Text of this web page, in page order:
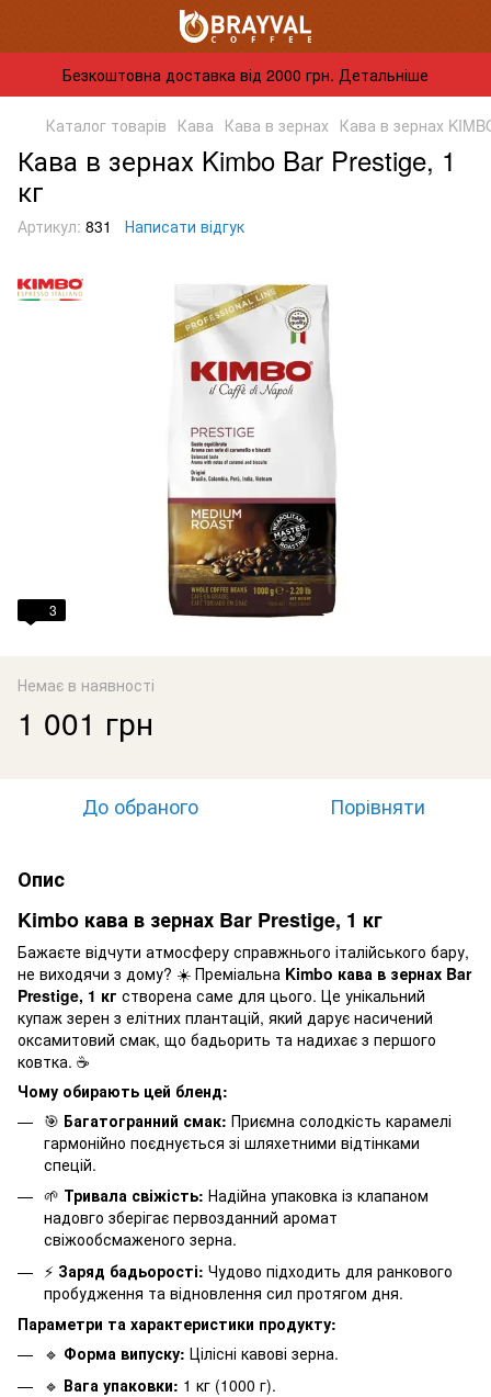
Безкоштовна доставка від 2000 грн. Детальніше
Каталог товарів Кава Кава в зернах Кава в зернах
Кава в зернах Kimbo Bar Prestige, 1
кг
Артикул: 831 Написати відгук
3
Немає в наявності
1 001 грн
До обраного Порівняти
Опис
Kimbo кава в зернах Bar Prestige, 1 кг
Бажаєте відчути атмосферу справжнього італійського бару,
не виходячи з дому? ☀️ Преміальна Kimbo кава в зернах Bar
Prestige, 1 кг створена саме для цього. Це унікальний
купаж зерен з елітних плантацій, який дарує насичений
оксамитовий смак, що бадьорить та надихає з першого
ковтка. ☕
Чому обирають цей бленд:
🎯 Багатогранний смак: Приємна солодкість карамелі
гармонійно поєднується зі шляхетними відтінками
спецій.
🌱 Тривала свіжість: Надійна упаковка із клапаном
надовго зберігає первозданний аромат
свіжообсмаженого зерна.
⚡ Заряд бадьорості: Чудово підходить для ранкового
пробудження та відновлення сил протягом дня.
Параметри та характеристики продукту:
🔹 Форма випуску: Цілісні кавові зерна.
🔹 Вага упаковки: 1 кг (1000 г).